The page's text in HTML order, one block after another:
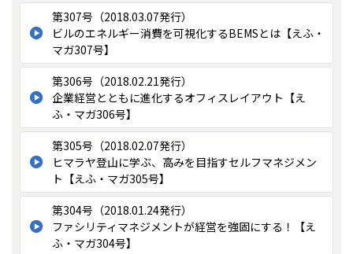
第307号（2018.03.07発行）
ビルのエネルギー消費を可視化するBEMSとは【えふ・
マガ307号】
第306号（2018.02.21発行）
企業経営とともに進化するオフィスレイアウト【え
ふ・マガ306号】
第305号（2018.02.07発行）
ヒマラヤ登山に学ぶ、高みを目指すセルフマネジメン
ト【えふ・マガ305号】
第304号（2018.01.24発行）
ファシリティマネジメントが経営を強固にする！【え
ふ・マガ304号】